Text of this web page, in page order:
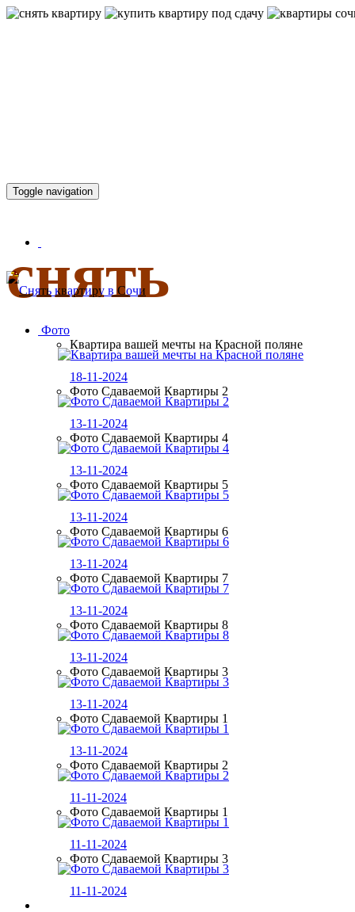
снять
Toggle navigation
Фото
Квартира вашей мечты на Красной поляне
18-11-2024
Фото Сдаваемой Квартиры 2
13-11-2024
Фото Сдаваемой Квартиры 4
13-11-2024
Фото Сдаваемой Квартиры 5
13-11-2024
Фото Сдаваемой Квартиры 6
13-11-2024
Фото Сдаваемой Квартиры 7
13-11-2024
Фото Сдаваемой Квартиры 8
13-11-2024
Фото Сдаваемой Квартиры 3
13-11-2024
Фото Сдаваемой Квартиры 1
13-11-2024
Фото Сдаваемой Квартиры 2
11-11-2024
Фото Сдаваемой Квартиры 1
11-11-2024
Фото Сдаваемой Квартиры 3
11-11-2024